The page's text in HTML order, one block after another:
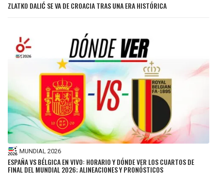
ZLATKO DALIĆ SE VA DE CROACIA TRAS UNA ERA HISTÓRICA
MUNDIAL 2026
ESPAÑA VS BÉLGICA EN VIVO: HORARIO Y DÓNDE VER LOS CUARTOS DE
FINAL DEL MUNDIAL 2026; ALINEACIONES Y PRONÓSTICOS